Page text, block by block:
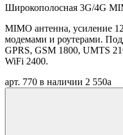
Широкополосная 3G/4G
MIMO антенна, усиление
модемами и роутерами.
GPRS, GSM 1800, UMTS
WiFi 2400.
арт. 770 в наличии 2 550a